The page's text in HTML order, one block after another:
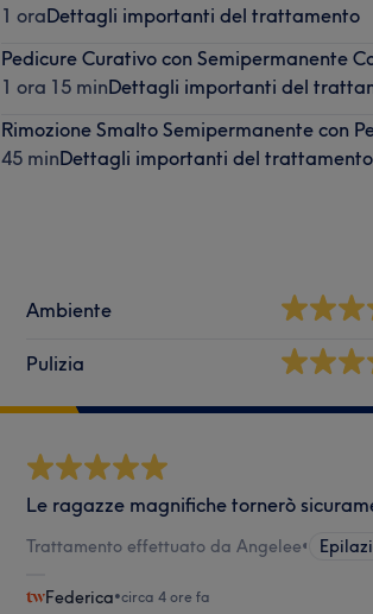
1 oraDettagli importanti del trattamento
Pedicure Curativo con Semipermanente
1 ora 15 minDettagli importanti del
Rimozione Smalto Semipermanente con
45 minDettagli importanti del trattamento
Ambiente
Pulizia
Le ragazze magnifiche tornerò
Trattamento effettuato da Angelee•
Federica•circa 4 ore fa